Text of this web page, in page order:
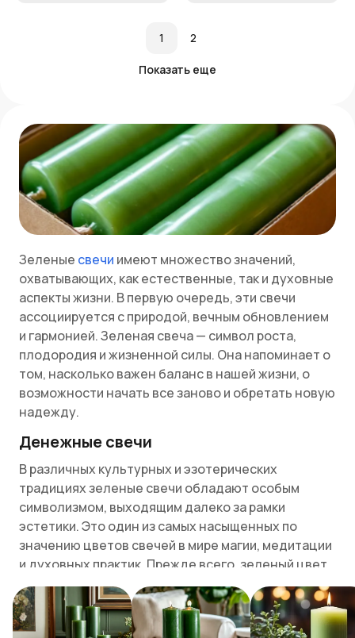
1 2
Показать еще
Зеленые свечи имеют множество значений,
охватывающих, как естественные, так и духовные
аспекты жизни. В первую очередь, эти свечи
ассоциируется с природой, вечным обновлением
и гармонией. Зеленая свеча — символ роста,
плодородия и жизненной силы. Она напоминает о
том, насколько важен баланс в нашей жизни, о
возможности начать все заново и обретать новую
надежду.
Денежные свечи
В различных культурных и эзотерических
традициях зеленые свечи обладают особым
символизмом, выходящим далеко за рамки
эстетики. Это один из самых насыщенных по
значению цветов свечей в мире магии, медитации
и духовных практик. Прежде всего, зеленый цвет
традиционно ассоциируется с природой, ростом,
жизненной силой и, конечно, с материальным
благополучием.